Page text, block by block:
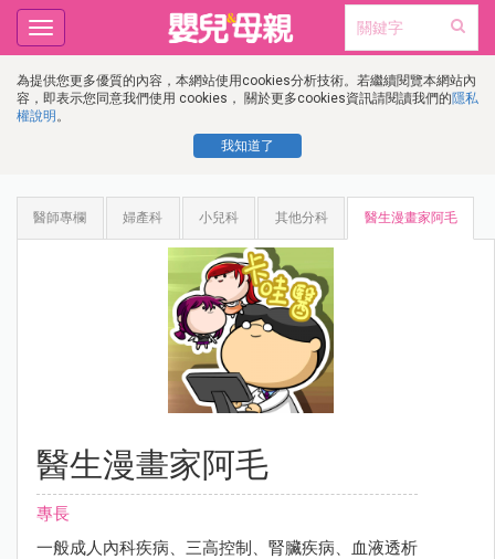
為提供您更多優質的內容，本網站使用cookies分析技術。若繼續閱覽本網站內
容，即表示您同意我們使用 cookies， 關於更多cookies資訊請閱讀我們的隱私
權說明 。
我知道了
Toggle
navigation
醫師專欄 婦產科 小兒科 其他分科 醫生漫畫家阿毛
醫生漫畫家阿毛
專長
一般成人內科疾病、三高控制、腎臟疾病、血液透析